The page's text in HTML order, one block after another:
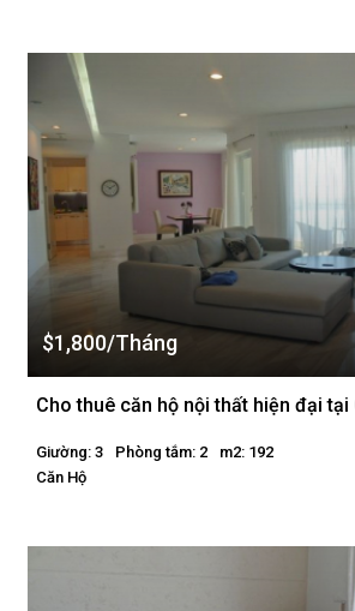
$1,800/Tháng
Cho thuê căn hộ nội thất hiện đại
Giường: 3 Phòng tắm: 2
m2: 192
Căn Hộ